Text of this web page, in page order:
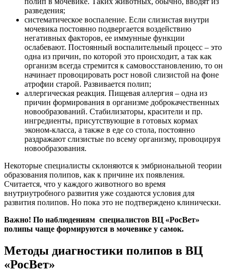
разведения;
систематическое воспаление. Если слизистая внутри
мочевика постоянно подвергается воздействию
негативных факторов, ее иммунные функции
ослабевают. Постоянный воспалительный процесс – это
одна из причин, по которой это происходит, а так как
организм всегда стремится к самовосстановлению, то он
начинает провоцировать рост новой слизистой на фоне
атрофии старой. Развивается полип;
аллергическая реакция. Пищевая аллергия – одна из
причин формирования в организме доброкачественных
новообразований. Стабилизаторы, красители и пр.
ингредиенты, присутствующие в готовых кормах
эконом-класса, а также в еде со стола, постоянно
раздражают слизистые по всему организму, провоцируя
новообразования.
Некоторые специалисты склоняются к эмбриональной теории
образования полипов, как к причине их появления.
Считается, что у каждого животного во время
внутриутробного развития уже создаются условия для
развития полипов. Но пока это не подтверждено клинически.
Важно! По наблюдениям специалистов ВЦ «РосВет»
полипы чаще формируются в мочевике у самок.
Методы диагностики полипов в ВЦ
«РосВет»